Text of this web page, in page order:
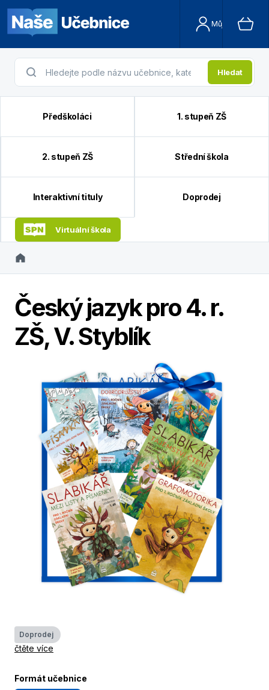
Můj účet
Hledat
Předškoláci 1. stupeň ZŠ
2. stupeň ZŠ Střední škola
Interaktivní tituly Doprodej
Virtuální škola
Český jazyk pro 4. r.
ZŠ, V. Styblík
Doprodej
čtěte více
Formát učebnice